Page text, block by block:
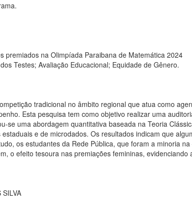
premiados na Olimpíada Paraibana de Matemática 2024
Testes; Avaliação Educacional; Equidade de Gênero.
tradicional no âmbito regional que atua como
Esta pesquisa tem como objetivo realizar uma
se uma abordagem quantitativa baseada na Teoria
e de microdados. Os resultados indicam que
os estudantes da Rede Pública, que foram a minoria
o efeito tesoura nas premiações femininas,